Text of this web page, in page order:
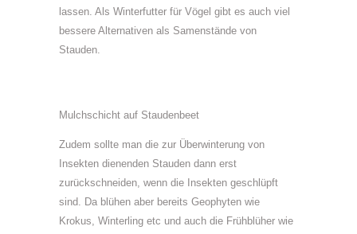
lassen. Als Winterfutter für Vögel gibt es auch viel
bessere Alternativen als Samenstände von
Stauden.
Mulchschicht auf Staudenbeet
Zudem sollte man die zur Überwinterung von
Insekten dienenden Stauden dann erst
zurückschneiden, wenn die Insekten geschlüpft
sind. Da blühen aber bereits Geophyten wie
Krokus, Winterling etc und auch die Frühblüher wie